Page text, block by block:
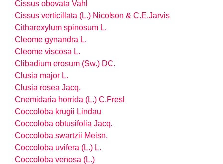
Cissus obovata Vahl
Cissus verticillata (L.) Nicolson & C.E.Jarvis
Citharexylum spinosum L.
Cleome gynandra L.
Cleome viscosa L.
Clibadium erosum (Sw.) DC.
Clusia major L.
Clusia rosea Jacq.
Cnemidaria horrida (L.) C.Presl
Coccoloba krugii Lindau
Coccoloba obtusifolia Jacq.
Coccoloba swartzii Meisn.
Coccoloba uvifera (L.) L.
Coccoloba venosa (L.)